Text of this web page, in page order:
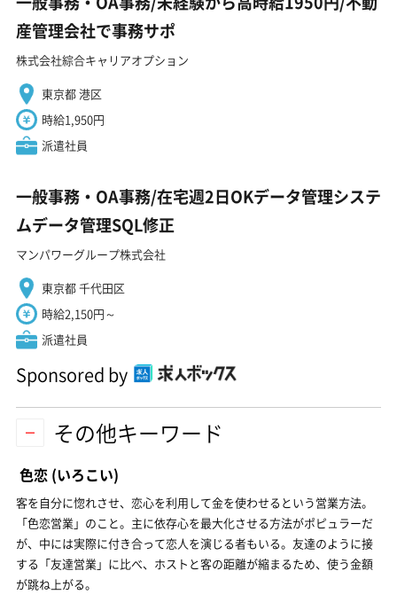
産管理会社で事務サポ
株式会社綜合キャリアオプション
東京都 港区
時給1,950円
派遣社員
一般事務・OA事務/在宅週2日OKデータ管理システ
ムデータ管理SQL修正
マンパワーグループ株式会社
東京都 千代田区
時給2,150円～
派遣社員
Sponsored by
その他キーワード
色恋 (いろこい)
客を自分に惚れさせ、恋心を利用して金を使わせるという営業方法。
「色恋営業」のこと。主に依存心を最大化させる方法がポピュラーだ
が、中には実際に付き合って恋人を演じる者もいる。友達のように接
する「友達営業」に比べ、ホストと客の距離が縮まるため、使う金額
が跳ね上がる。